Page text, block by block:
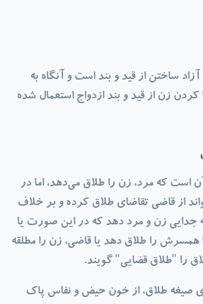
ساختن از قید و بند است و آنگاه به
زن از قید و بند ازدواج استعمال شده
است که مرد، زن را طلاق می‌دهد، اما در
از قاضی تقاضای طلاق کرده و بر خلاف
جدایی زن و مرد دهد که در این صورت یا
همسرش را طلاق دهد یا قاضی، زن را مطلقه
را "طلاق قضایی" گویند.
صیغه طلاق، از خون حیض و نفاس پاک